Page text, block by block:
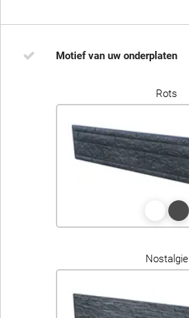
Motief van uw onderplaten
Rots
Nostalgie